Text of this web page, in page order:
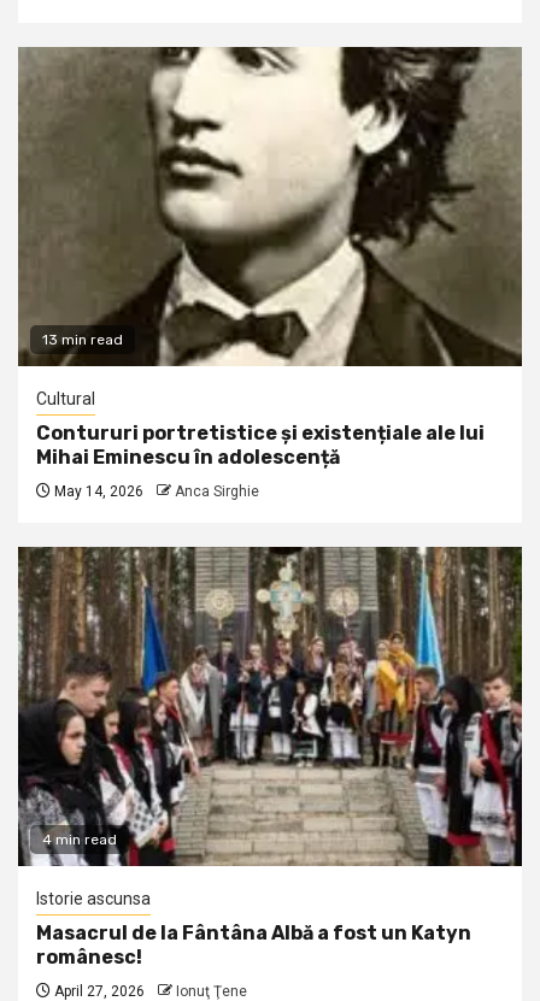
13 min read
Cultural
Contururi portretistice și existențiale ale lui
Mihai Eminescu în adolescență
May 14, 2026 Anca Sirghie
4 min read
Istorie ascunsa
Masacrul de la Fântâna Albă a fost un Katyn
românesc!
April 27, 2026 Ionuţ Ţene